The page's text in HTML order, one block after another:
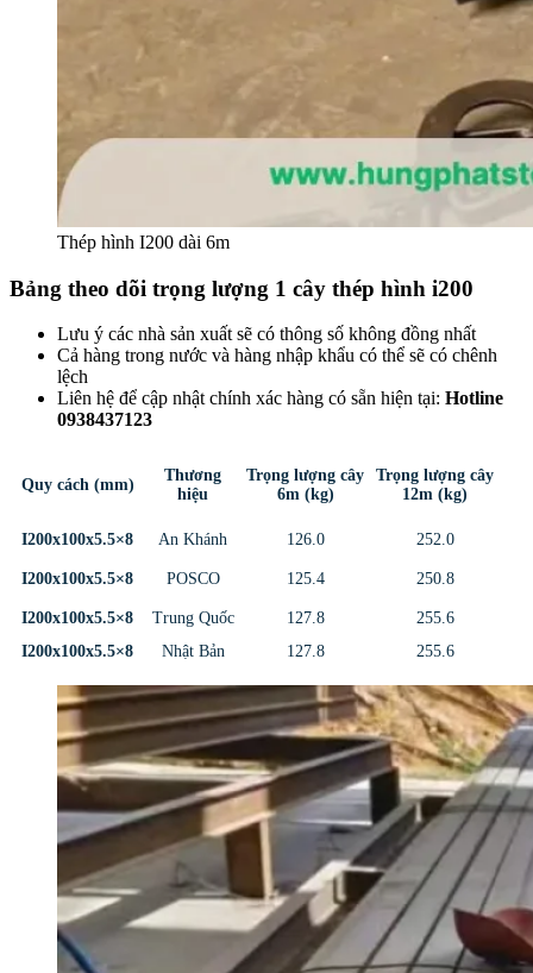
Thép hình I200 dài 6m
Bảng theo dõi trọng lượng 1 cây thép hình i200
Lưu ý các nhà sản xuất sẽ có thông số không đồng nhất
Cả hàng trong nước và hàng nhập khẩu có thể sẽ có chênh
lệch
Liên hệ để cập nhật chính xác hàng có sẵn hiện tại: Hotline
0938437123
Quy cách (mm)
Thương
hiệu
Trọng lượng cây
6m (kg)
Trọng lượng cây
12m (kg)
I200x100x5.5×8 An Khánh 126.0 252.0
I200x100x5.5×8 POSCO 125.4 250.8
I200x100x5.5×8 Trung Quốc 127.8
255.6
I200x100x5.5×8
Nhật Bản 127.8 255.6